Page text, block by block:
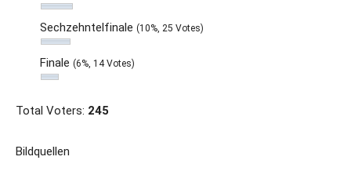
Sechzehntelfinale (10%, 25 Votes)
Finale (6%, 14 Votes)
Total Voters: 245
Bildquellen